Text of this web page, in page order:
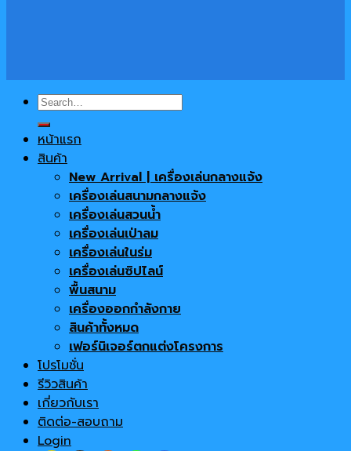
Search
for:
หน้าแรก
สินค้า
New Arrival | เครื่องเล่นกลางแจ้ง
เครื่องเล่นสนามกลางแจ้ง
เครื่องเล่นสวนน้ำ
เครื่องเล่นเป่าลม
เครื่องเล่นในร่ม
เครื่องเล่นซิปไลน์
พื้นสนาม
เครื่องออกกำลังกาย
สินค้าทั้งหมด
เฟอร์นิเจอร์ตกแต่งโครงการ
โปรโมชั่น
รีวิวสินค้า
เกี่ยวกับเรา
ติดต่อ-สอบถาม
Login